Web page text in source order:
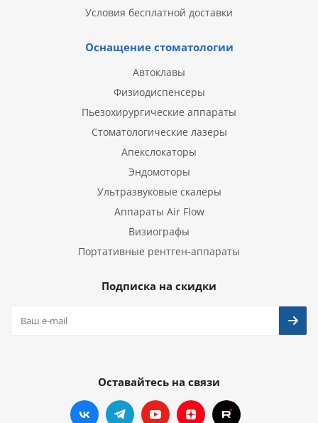
Условия бесплатной доставки
Оснащение стоматологии
Автоклавы
Физиодиспенсеры
Пьезохирургические аппараты
Стоматологические лазеры
Апекслокаторы
Эндомоторы
Ультразвуковые скалеры
Аппараты Air Flow
Визиографы
Портативные рентген-аппараты
Подписка на скидки
Оставайтесь на связи